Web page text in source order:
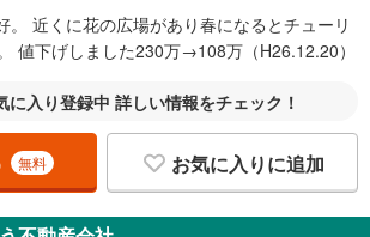
。 近くに花の広場があり春になるとチューリ
値下げしました230万→108万（H26.12.20）
に入り登録中 詳しい情報をチェック！
無料 お気に入りに追加